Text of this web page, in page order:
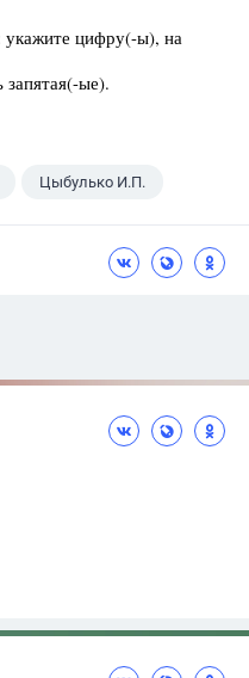
укажите цифру(-ы), на
ые).
Цыбулько И.П.